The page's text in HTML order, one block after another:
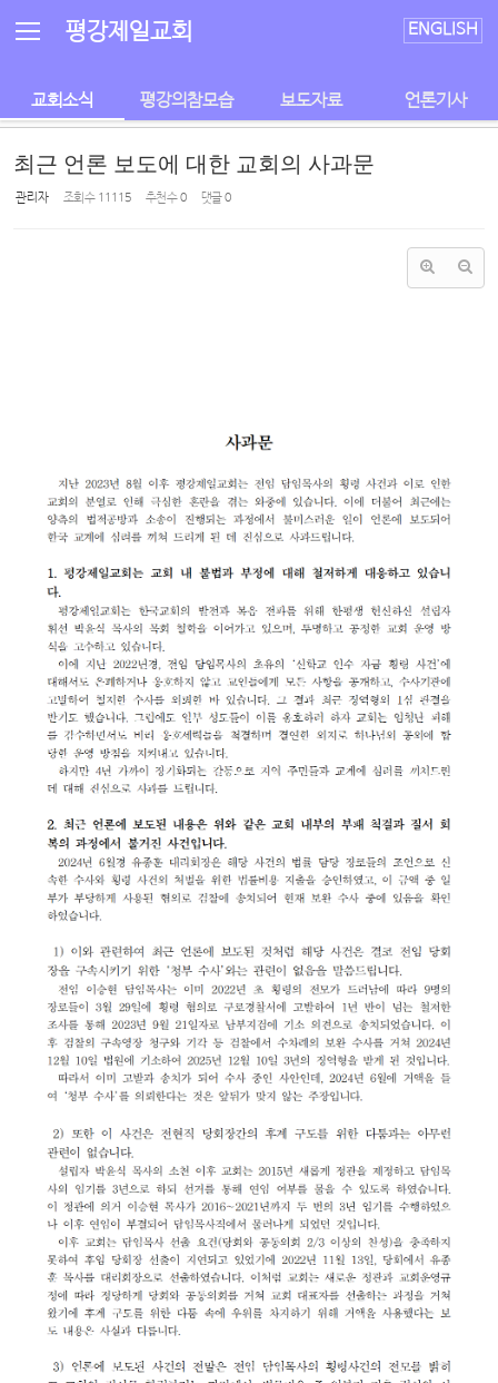
평강제일교회 ENGLISH
교회소식 평강의참모습 보도자료 언론기사
최근 언론 보도에 대한 교회의 사과문
관리자 조회 수 11115 추천 수0 댓글0